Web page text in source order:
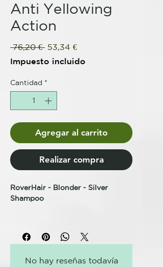
Anti Yellowing
Action
76,20 € Precio
53,34 €Precio
de
oferta
Impuesto incluido
Cantidad *
Agregar al carrito
Realizar compra
RoverHair - Blonder - Silver
Shampoo
TRATAMIENTO CABELLO RUBIO
grises, blancos, rubios e
No hay reseñas todavía